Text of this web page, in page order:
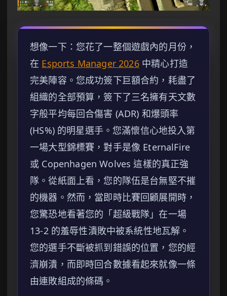
想像一下：您花了一整個遊戲內的月份，
在 Esports Manager 2026中精心打造
完美陣容。您成功簽下巨額合約，耗盡了
組織的全部預算，簽下了三名擁有天文數
字般平均每回合傷害 (ADR) 和爆頭率
(HS%) 的明星選手。您滿懷信心地投入第
一場大型錦標賽，對手是像 EternalFire
或 Copenhagen Wolves 這樣的真正強
隊。從紙面上看，您的隊伍是台無堅不摧
的機器。然而，當即時比賽回顧展開時，
您驚恐地看著您的「超級戰隊」在一場
13-2 的羞辱性潰敗中被系統性地瓦解。
您的選手不斷被抓到錯誤的位置，您的經
濟崩潰，而即時回合數據看起來就像一條
由連敗組成的條碼。